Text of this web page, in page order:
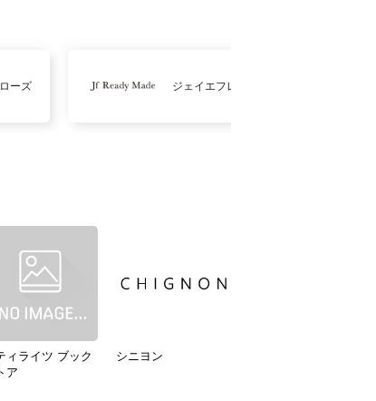
ーズ ジェイエフレディメイド
ィライツ ブック
ア
シニヨン